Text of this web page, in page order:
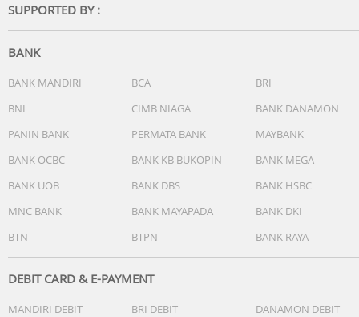
SUPPORTED BY :
BANK
BANK MANDIRI BCA
BRI
BNI
CIMB NIAGA
BANK DANAMON
PANIN BANK
PERMATA BANK
MAYBANK
BANK OCBC
BANK KB BUKOPIN
BANK MEGA
BANK UOB
BANK DBS
BANK HSBC
MNC BANK
BANK MAYAPADA
BANK DKI
BTN
BTPN BANK RAYA
DEBIT CARD & E-PAYMENT
MANDIRI DEBIT BRI DEBIT
DANAMON DEBIT